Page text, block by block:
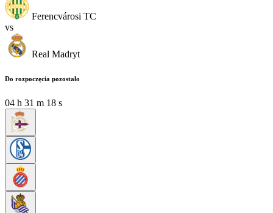
Ferencvárosi TC
vs
Real Madryt
Do rozpoczęcia pozostało
04 h 31 m 16 s